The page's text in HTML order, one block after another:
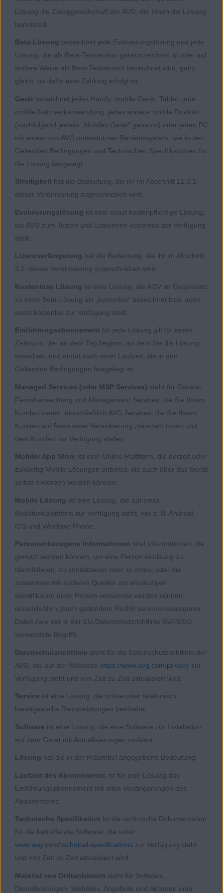
Lösung die Zweiggesellschaft der AVG, die Ihnen die Lösung
bereitstellt.
Beta-Lösung bezeichnet jede Evaluierungslösung und jede
Lösung, die als Beta-Testversion gekennzeichnet ist oder auf
andere Weise als Beta-Testversion bezeichnet wird, ganz
gleich, ob dafür eine Zahlung erfolgt ist.
Gerät bezeichnet jedes Handy, mobile Gerät, Tablet, jede
mobile Netzwerkanwendung, jedes andere mobile Produkt
(nachfolgend jeweils „ Mobiles Gerät“ genannt) oder jeden PC
mit einem von AVG unterstützten Betriebssystem, wie in den
Geltenden Bedingungen und Technischen Spezifikationen für
die Lösung festgelegt.
Streitigkeit hat die Bedeutung, die ihr im Abschnitt 11.3.1.
dieser Vereinbarung zugeschrieben wird.
Evaluierungslösung ist eine sonst kostenpflichtige Lösung,
die AVG zum Testen und Evaluieren kostenlos zur Verfügung
stellt.
Lizenzverlängerung hat die Bedeutung, die ihr im Abschnitt
3.1. dieser Vereinbarung zugeschrieben wird.
Kostenlose Lösung ist eine Lösung, die AGV im Gegensatz
zu einer Beta-Lösung als „kostenlos“ bezeichnet bzw. auch
sonst kostenlos zur Verfügung stellt.
Einführungsabonnement für jede Lösung gilt für einen
Zeitraum, der an dem Tag beginnt, an dem Sie die Lösung
erwerben, und endet nach einer Laufzeit, die in den
Geltenden Bedingungen festgelegt ist.
Managed Services (oder MSP Services) steht für Geräte-
Fernüberwachung und Management Services, die Sie Ihrem
Kunden bieten, einschließlich AVG Services, die Sie Ihrem
Kunden auf Basis einer Vereinbarung zwischen Ihnen und
dem Kunden zur Verfügung stellen.
Mobiler App Store ist eine Online-Plattform, die derzeit oder
zukünftig Mobile Lösungen anbietet, die auch über das Gerät
selbst erworben werden können.
Mobile Lösung ist eine Lösung, die auf einer
Mobilfunkplattform zur Verfügung steht, wie z. B. Android,
iOS und Windows Phone.
Personenbezogene Informationen sind Informationen, die
genutzt werden können, um eine Person eindeutig zu
identifizieren, zu kontaktieren oder zu orten, oder die
zusammen mit anderen Quellen zur eindeutigen
Identifikation einer Person verwendet werden können,
einschließlich (nach geltendem Recht) personenbezogener
Daten (wie der in der EU-Datenschutzrichtlinie 95/46/EG
verwendete Begriff).
Datenschutzrichtlinie steht für die Datenschutzrichtlinie der
AVG, die auf der Webseite https://www.avg.com/privacy zur
Verfügung steht und von Zeit zu Zeit aktualisiert wird.
Service ist eine Lösung, die online oder telefonisch
bereitgestellte Dienstleistungen beinhaltet.
Software ist eine Lösung, die eine Software zur Installation
auf dem Gerät mit Aktualisierungen umfasst.
Lösung hat die in der Präambel angegebene Bedeutung.
Laufzeit des Abonnements ist für jede Lösung das
Einführungsabonnement mit allen Verlängerungen des
Abonnements.
Technische Spezifikation ist die technische Dokumentation
für die betreffende Software, die unter
www.avg.com/technical-specifications zur Verfügung steht
und von Zeit zu Zeit aktualisiert wird.
Material von Drittanbietern steht für Software,
Dienstleistungen, Websites, Angebote und Aktionen oder